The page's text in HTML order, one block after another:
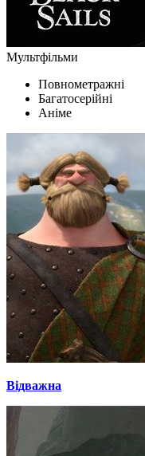
Мультфільми
Повнометражні
Багатосерійні
Аніме
Відважна